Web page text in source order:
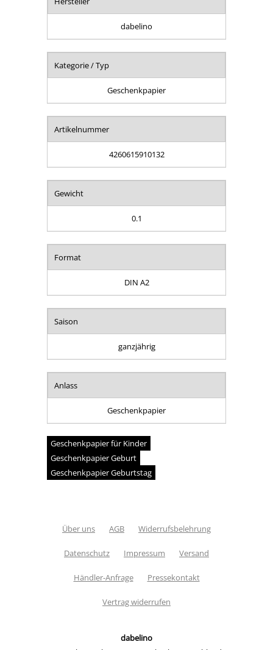
dabelino
Kategorie / Typ
Geschenkpapier
Artikelnummer
4260615910132
Gewicht
0.1
Format
DIN A2
Saison
ganzjährig
Anlass
Geschenkpapier
Geschenkpapier für Kinder
Geschenkpapier Geburt
Geschenkpapier Geburtstag
Über uns AGB Widerrufsbelehrung
Datenschutz Impressum Versand
Händler-Anfrage Pressekontakt
Vertrag widerrufen
dabelino